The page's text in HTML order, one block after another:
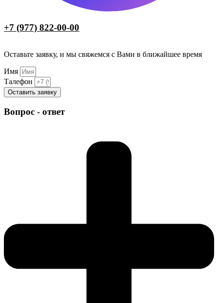
+7 (977) 822-00-00
Оставьте заявку, и мы свяжемся с Вами в ближайшее время
Имя
Талефон
Оставить заявку
Вопрос - ответ